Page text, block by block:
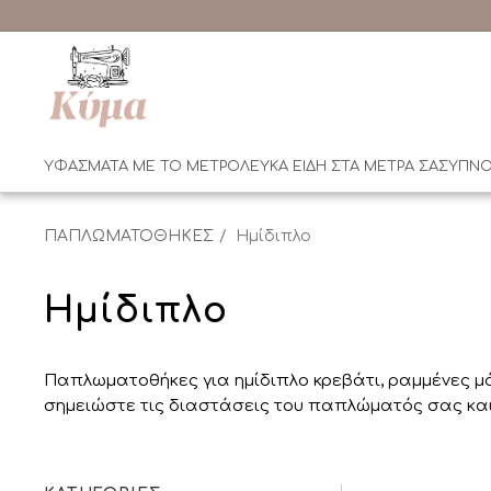
ΥΦΑΣΜΑΤΑ ΜΕ ΤΟ ΜΕΤΡΟΛΕΥΚΑ ΕΙΔΗ ΣΤΑ ΜΕΤΡΑ ΣΑΣ
ΠΑΠΛΩΜΑΤΟΘΗΚΕΣ Ημίδιπλο
Ημίδιπλο
Παπλωματοθήκες για ημίδιπλο κρεβάτι, ραμμένες
σημειώστε τις διαστάσεις του παπλώματός σας